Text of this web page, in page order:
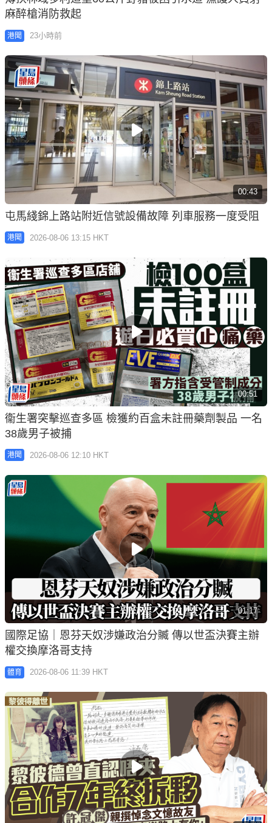
麻醉槍消防救起
港聞 23小時前
00:43
屯馬綫錦上路站附近信號設備故障 列車服務一度受阻
港聞 2026-08-06 13:15 HKT
00:51
衞生署突擊巡查多區 檢獲約百盒未註冊藥劑製品 一名
38歲男子被捕
港聞 2026-08-06 12:10 HKT
01:17
國際足協｜恩芬天奴涉嫌政治分贓 傳以世盃決賽主辦
權交換摩洛哥支持
體育 2026-08-06 11:39 HKT